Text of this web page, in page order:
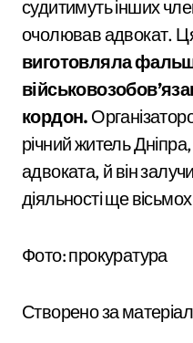
судитимуть інших
очолював адвокат.
виготовляла
кордон.
річний житель
адвоката, й він
діяльності ще вісьмох
Фото: прокуратура
Створено за